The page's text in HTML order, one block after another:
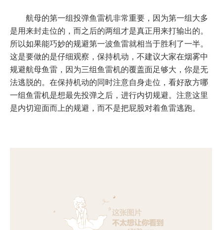
航母的第一组投弹鱼雷机非常重要，因为第一组大多
是用来封走位的，而之后的两组才是真正用来打输出的。
所以如果能巧妙的规避第一波鱼雷就相当于胜利了一半。
这是要做的是仔细观察，保持机动，不建议大家在烟雾中
规避航母鱼雷，因为三组鱼雷机的覆盖面足够大，你是无
法逃脱的。在保持机动的同时注意自身走位，看好敌方哪
一组鱼雷机是想最先投弹之后，进行内切规避。注意这里
是内切迎面而上的规避，而不是把屁股对着鱼雷逃跑。